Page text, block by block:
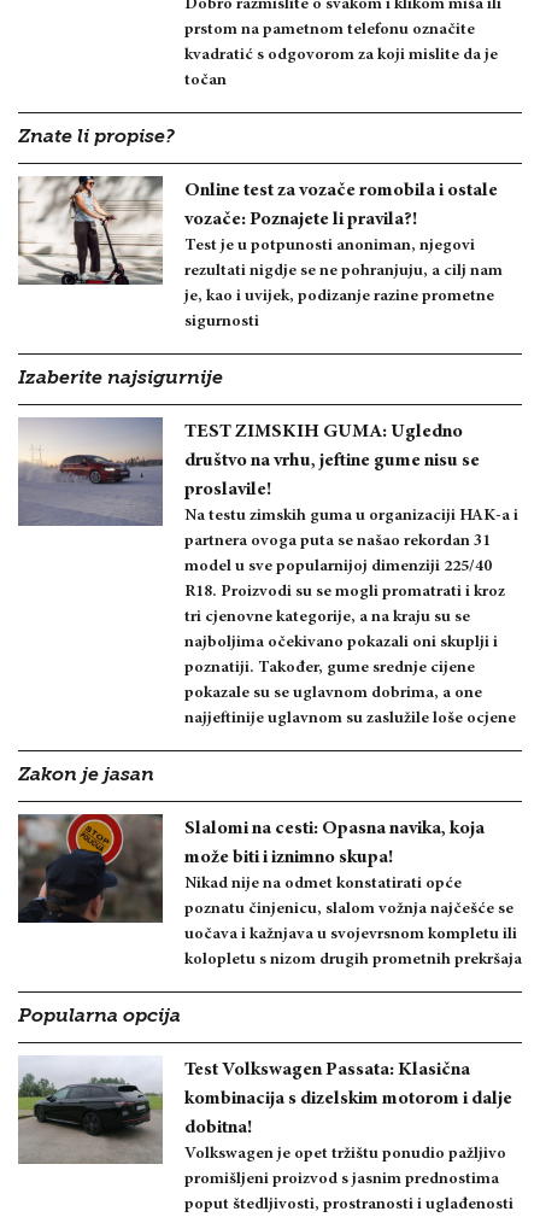
Dobro razmislite o svakom i klikom miša ili
prstom na pametnom telefonu označite
kvadratić s odgovorom za koji mislite da je
točan
Znate li propise?
Online test za vozače romobila i ostale
vozače: Poznajete li pravila?!
Test je u potpunosti anoniman, njegovi
rezultati nigdje se ne pohranjuju, a cilj nam
je, kao i uvijek, podizanje razine prometne
sigurnosti
Izaberite najsigurnije
TEST ZIMSKIH GUMA: Ugledno
društvo na vrhu, jeftine gume nisu se
proslavile!
Na testu zimskih guma u organizaciji HAK-a i
partnera ovoga puta se našao rekordan 31
model u sve popularnijoj dimenziji 225/40
R18. Proizvodi su se mogli promatrati i kroz
tri cjenovne kategorije, a na kraju su se
najboljima očekivano pokazali oni skuplji i
poznatiji. Također, gume srednje cijene
pokazale su se uglavnom dobrima, a one
najjeftinije uglavnom su zaslužile loše ocjene
Zakon je jasan
Slalomi na cesti: Opasna navika, koja
može biti i iznimno skupa!
Nikad nije na odmet konstatirati opće
poznatu činjenicu, slalom vožnja najčešće se
uočava i kažnjava u svojevrsnom kompletu ili
kolopletu s nizom drugih prometnih prekršaja
Popularna opcija
Test Volkswagen Passata: Klasična
kombinacija s dizelskim motorom i dalje
dobitna!
Volkswagen je opet tržištu ponudio pažljivo
promišljeni proizvod s jasnim prednostima
poput štedljivosti, prostranosti i uglađenosti